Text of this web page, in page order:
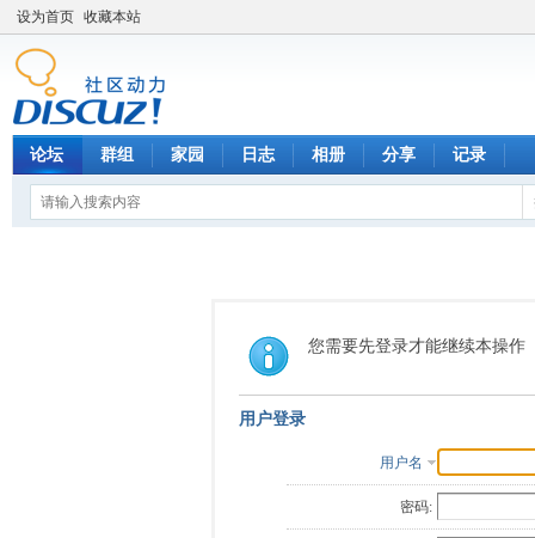
设为首页 收藏本站
论坛 群组 家园 日志 相册 分享 记录
您需要先登录才能继续本操作
用户登录
用户名
密码: